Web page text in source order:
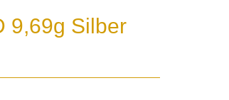
9,69g Silber